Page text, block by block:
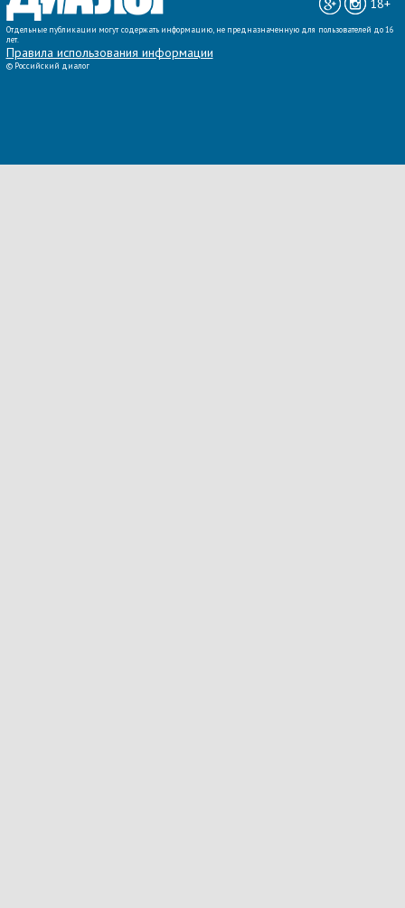
18+
Отдельные публикации могут содержать информацию, не предназначенную для пользователей до 16
лет.
Правила использования информации
© Российский диалог